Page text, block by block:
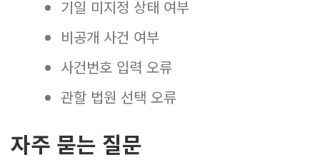
기일 미지정 상태 여부
비공개 사건 여부
사건번호 입력 오류
관할 법원 선택 오류
자주 묻는 질문